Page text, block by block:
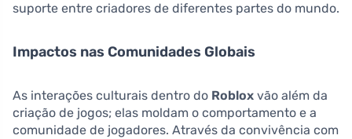
suporte entre criadores de diferentes partes do mundo.
Impactos nas Comunidades Globais
As interações culturais dentro do Roblox vão além da
criação de jogos; elas moldam o comportamento e a
comunidade de jogadores. Através da convivência com